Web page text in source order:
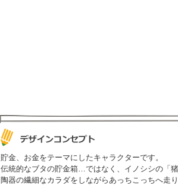
貯金、お金をテーマにしたキャラクターです。
伝統的なブタの貯金箱…ではなく、イノシシの「
陶器の繊細なカラダをしながらあっちこっちへ走